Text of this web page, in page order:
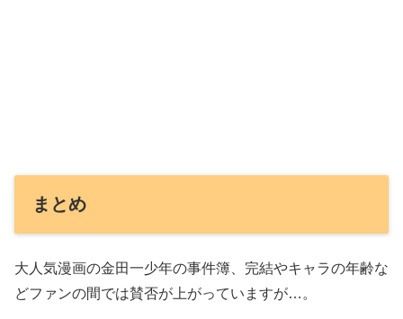
まとめ
大人気漫画の金田一少年の事件簿、完結やキャラの年齢な
どファンの間では賛否が上がっていますが…。